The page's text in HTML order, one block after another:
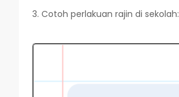
3. Cotoh perlakuan rajin di sekolah: